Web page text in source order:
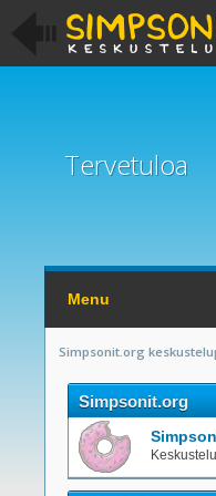
Tervetuloa
Menu
Simpsonit.org
Simpsonit.org